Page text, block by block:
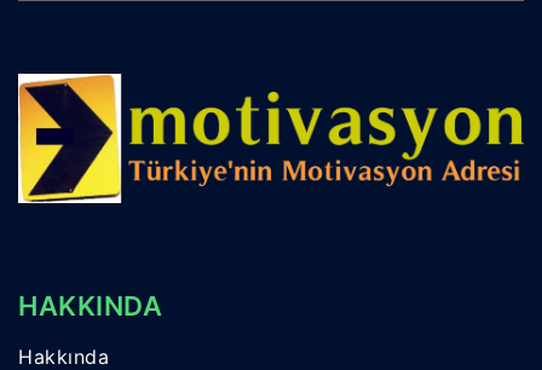
HAKKINDA
Hakkında